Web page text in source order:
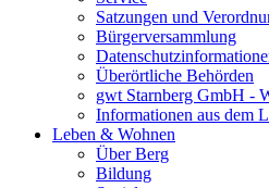
Satzungen und
Bürgerversammlung
Überörtliche Behörden
gwt Starnberg GmbH -
Informationen aus dem
Leben & Wohnen
Über Berg
Bildung